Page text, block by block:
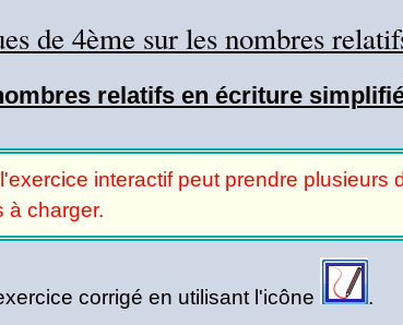
de 4ème sur les nombres
relatifs en écriture
interactif peut prendre plusieurs
à charger.
corrigé en utilisant l'icône .